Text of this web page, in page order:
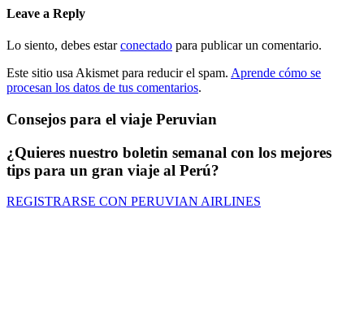
Leave a Reply
Lo siento, debes estarconectado para publicar un comentario.
Este sitio usa Akismet para reducir el spam. Aprende cómo se
procesan los datos de tus comentarios.
Consejos para el viaje Peruvian
¿Quieres nuestro boletin semanal con los mejores
tips para un gran viaje al Perú?
REGISTRARSE CON PERUVIAN AIRLINES